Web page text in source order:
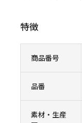
商品番号
品番
素材・生産
特徴